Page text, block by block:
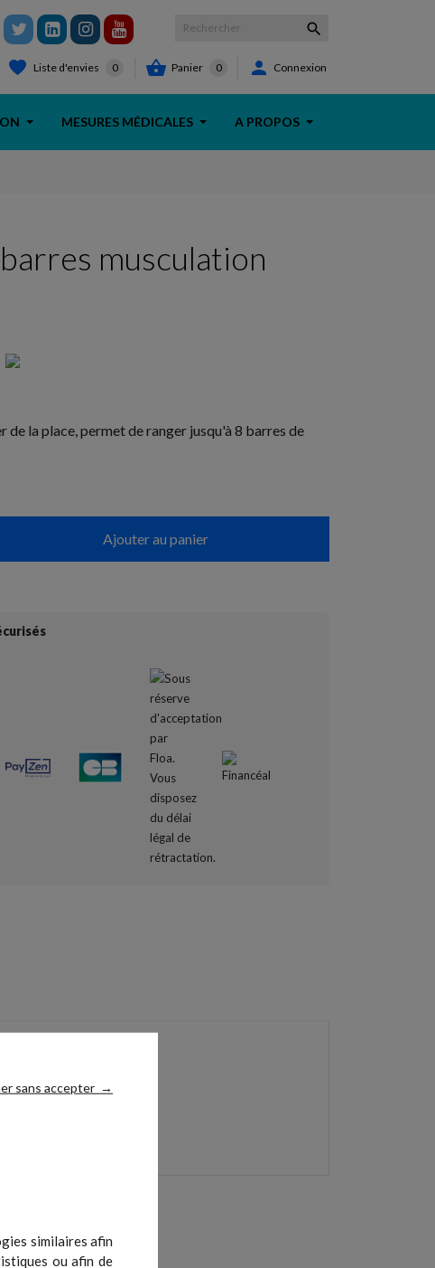
sans accepter →
similaires afin
ou afin de

Liste d'envies 0  Panier 0  Connexion
MESURES MÉDICALES A PROPOS
musculation
de la place, permet de ranger jusqu'à 8 barres de
Ajouter au panier